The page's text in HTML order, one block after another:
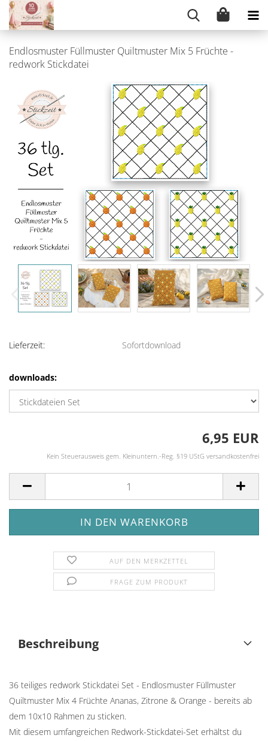
Endlosmuster Füllmuster Quiltmuster Mix 5 Früchte -
redwork Stickdatei
Lieferzeit: Sofortdownload
downloads:
6,95 EUR
Kein Steuerausweis gem. Kleinuntern.-Reg. §19 UStG versandkostenfrei
AUF DEN MERKZETTEL
FRAGE ZUM PRODUKT
Beschreibung
36 teiliges redwork Stickdatei Set - Endlosmuster Füllmuster
Quiltmuster Mix 4 Früchte Ananas, Zitrone & Orange - bereits ab
dem 10x10 Rahmen zu sticken.
Mit diesem umfangreichen Redwork-Stickdatei-Set erhältst du